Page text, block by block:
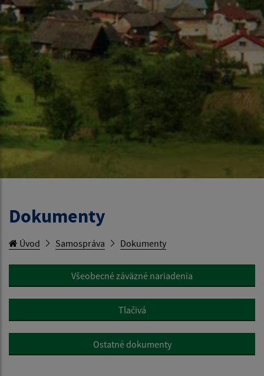
Dokumenty
Úvod Samospráva Dokumenty
Všeobecné záväzné nariadenia
Tlačivá
Ostatné dokumenty